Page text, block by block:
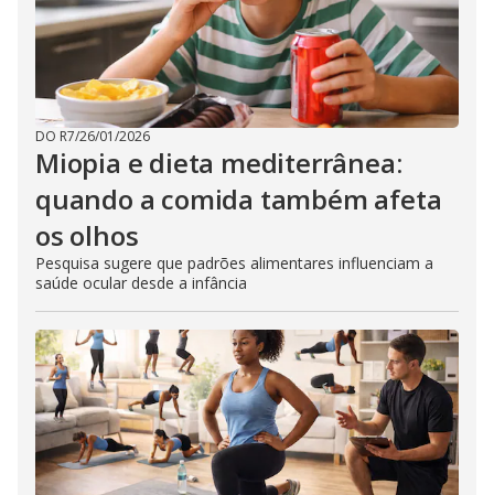
DO R7/26/01/2026
Miopia e dieta mediterrânea:
quando a comida também afeta
os olhos
Pesquisa sugere que padrões alimentares influenciam a
saúde ocular desde a infância